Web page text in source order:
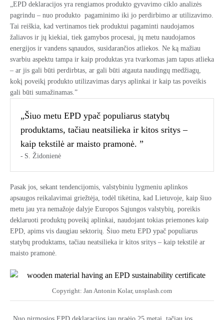
„EPD deklaracijos yra rengiamos produkto gyvavimo ciklo analizės
pagrindu – nuo produkto pagaminimo iki jo perdirbimo ar utilizavimo.
Tai reiškia, kad vertinamos tiek produktui pagaminti naudojamos
žaliavos ir jų kiekiai, tiek gamybos procesai, jų metu naudojamos
energijos ir vandens sąnaudos, susidarančios atliekos. Ne ką mažiau
svarbiu aspektu tampa ir kaip produktas yra tvarkomas jam tapus atlieka
– ar jis gali būti perdirbtas, ar gali būti atgauta naudingų medžiagų,
kokį poveikį produkto utilizavimas darys aplinkai ir kaip tas poveikis
gali būti sumažinamas.”
„Šiuo metu EPD ypač populiarus statybų
produktams, tačiau neatsilieka ir kitos sritys –
kaip tekstilė ar maisto pramonė. ”
S. Židonienė
Pasak jos, sekant tendencijomis, valstybiniu lygmeniu aplinkos
apsaugos reikalavimai griežtėja, todėl tikėtina, kad Lietuvoje, kaip šiuo
metu jau yra nemažoje dalyje Europos Sąjungos valstybių, poreikis
deklaruoti produktų poveikį aplinkai, naudojant tokias priemones kaip
EPD, apims vis daugiau sektorių. Šiuo metu EPD ypač populiarus
statybų produktams, tačiau neatsilieka ir kitos sritys – kaip tekstilė ar
maisto pramonė.
Copyright: Jan Antonin Kolar, unsplash.com